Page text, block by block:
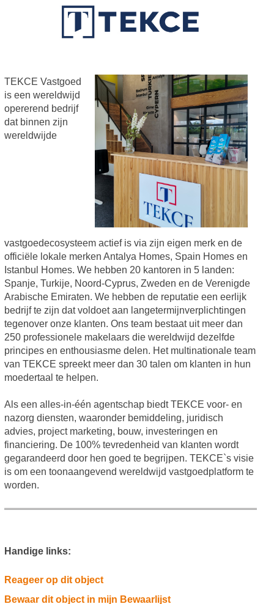
TEKCE Vastgoed
is een wereldwijd
opererend bedrijf
dat binnen zijn
wereldwijde
vastgoedecosysteem actief is via zijn eigen merk en de
officiële lokale merken Antalya Homes, Spain Homes en
Istanbul Homes. We hebben 20 kantoren in 5 landen:
Spanje, Turkije, Noord-Cyprus, Zweden en de Verenigde
Arabische Emiraten. We hebben de reputatie een eerlijk
bedrijf te zijn dat voldoet aan langetermijnverplichtingen
tegenover onze klanten. Ons team bestaat uit meer dan
250 professionele makelaars die wereldwijd dezelfde
principes en enthousiasme delen. Het multinationale team
van TEKCE spreekt meer dan 30 talen om klanten in hun
moedertaal te helpen.
Als een alles-in-één agentschap biedt TEKCE voor- en
nazorg diensten, waaronder bemiddeling, juridisch
advies, project marketing, bouw, investeringen en
financiering. De 100% tevredenheid van klanten wordt
gegarandeerd door hen goed te begrijpen. TEKCE`s visie
is om een toonaangevend wereldwijd vastgoedplatform te
worden.
Handige links:
Reageer op dit object
Bewaar dit object in mijn Bewaarlijst